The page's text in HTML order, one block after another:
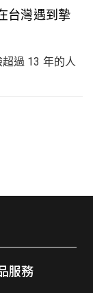
台灣遇到摯
過 13 年的人
服務